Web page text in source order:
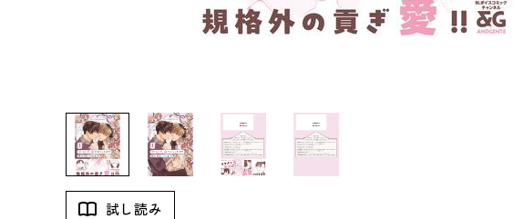
試し読み